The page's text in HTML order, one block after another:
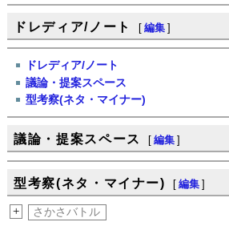
ドレディア/ノート [ 編集 ]
ドレディア/ノート
議論・提案スペース
型考察(ネタ・マイナー)
議論・提案スペース [ 編集 ]
型考察(ネタ・マイナー) [ 編集 ]
+ さかさバトル